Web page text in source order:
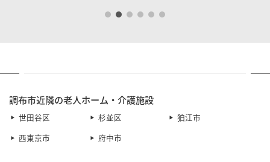
調布市近隣の老人ホーム・介護施設
世田谷区 杉並区
狛江市
西東京市
府中市